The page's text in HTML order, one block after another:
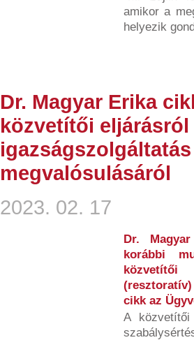
amikor a
helyezik
Dr. Magyar Erika
közvetítői
megvalósulásáról
2023. 02. 17
Dr.
korábbi
cikk az
A